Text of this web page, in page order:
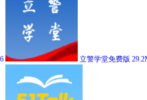
6 立警学堂免费版